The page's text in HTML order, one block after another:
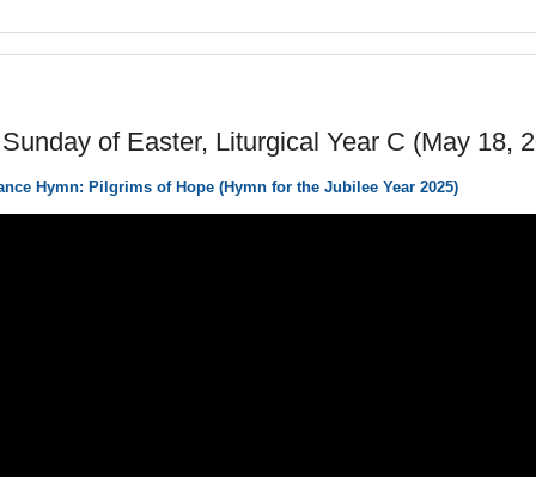
of Easter, Liturgical Year C (May 18,
Hymn: Pilgrims of Hope (Hymn for the Jubilee Year 2025)